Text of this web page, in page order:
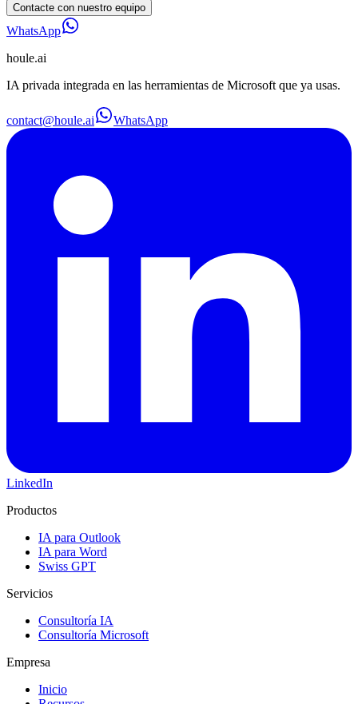
Contacte con nuestro equipo
WhatsApp
houle.ai
IA privada integrada en las herramientas de Microsoft que ya usas.
contact@houle.ai WhatsApp
LinkedIn
Productos
IA para Outlook
IA para Word
Swiss GPT
Servicios
Consultoría IA
Consultoría Microsoft
Empresa
Inicio